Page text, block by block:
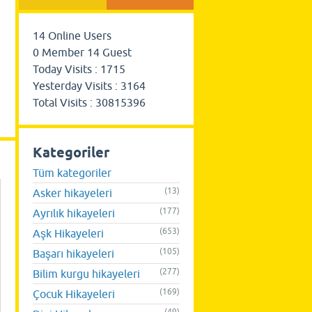
14 Online Users
0 Member 14 Guest
Today Visits : 1715
Yesterday Visits : 3164
Total Visits : 30815396
Kategoriler
Tüm kategoriler
Asker hikayeleri
(13)
Ayrılık hikayeleri (177)
Aşk Hikayeleri (653)
Başarı hikayeleri (105)
Bilim kurgu hikayeleri (277)
Çocuk Hikayeleri (169)